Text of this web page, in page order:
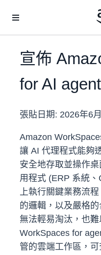
宣佈
for AI
張貼日期: 2026年6
Amazon
讓 AI 代理程式能夠
安全地存取並操作
用程式 (ERP 系統
上執行關鍵業務流
的邏輯，以及嚴格
無法輕易淘汰，也
WorkSpaces for
管的雲端工作區，